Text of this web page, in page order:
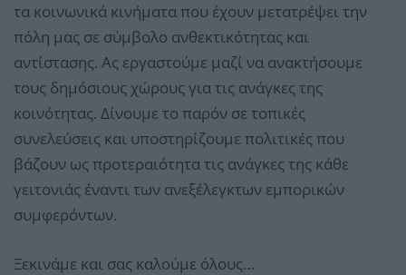
τα κοινωνικά κινήματα που έχουν μετατρέψει την
πόλη μας σε σύμβολο ανθεκτικότητας και
αντίστασης. Ας εργαστούμε μαζί να ανακτήσουμε
τους δημόσιους χώρους για τις ανάγκες της
κοινότητας. Δίνουμε το παρόν σε τοπικές
συνελεύσεις και υποστηρίζουμε πολιτικές που
βάζουν ως προτεραιότητα τις ανάγκες της κάθε
γειτονιάς έναντι των ανεξέλεγκτων εμπορικών
συμφερόντων.
Ξεκινάμε και σας καλούμε όλους…